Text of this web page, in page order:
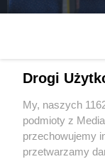
zajezdni w
Będą
5 / 7
Wydawca mediów
Drogi
My, naszych
podmioty z
przechowujemy
przetwarzamy